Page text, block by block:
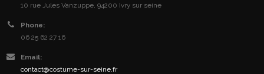
10 rue Jules Vanzuppe, 94200 Ivry sur seine
Phone:
06 25 62 27 16
Email:
contact@costume-sur-seine.fr